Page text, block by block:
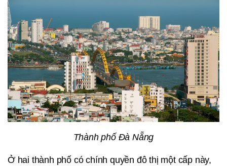
Thành phố Đà Nẵng
Ở hai thành phố có chính quyền đô thị một cấp này,